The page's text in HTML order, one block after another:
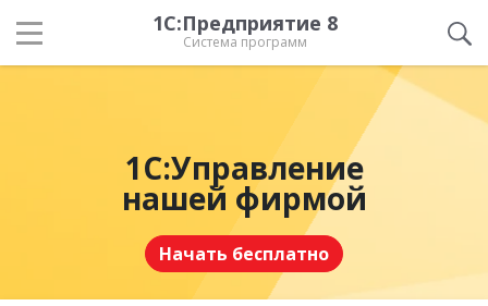
1С:Предприятие 8
Система программ
1С:Управление
нашей фирмой
Начать бесплатно